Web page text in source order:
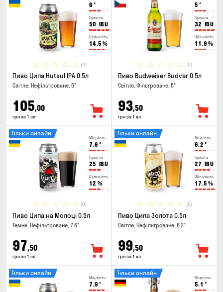
6 °
Гіркота
50 IBU
Щільність
14.5 %
(0)
Пиво Ципа Hutsul IPA 0.5л
Світле, Нефільтроване, 6°
105,00
грн за 1 шт
5 °
Гіркота
32 IBU
Щільність
11.9 %
(0)
Пиво Budweiser Budvar 0.5л
Світле, Фільтроване, 5°
93,50
грн за 1 шт
Міцність
7.6 °
Гіркота
25 IBU
Щільність
12 %
(0)
Тільки онлайн
Пиво Ципа на Молоці 0.5л
Темне, Нефільтроване, 7.6°
97,50
грн за 1 шт
Міцність
6.2 °
Гіркота
27 IBU
Щільність
17.5 %
(0)
Тільки онлайн
Пиво Ципа Золота 0.5л
Світле, Нефільтроване, 6.2°
99,50
грн за 1 шт
Міцність
7.9 °
Тільки онлайн
Міцність
5.1 °
Тільки онлайн